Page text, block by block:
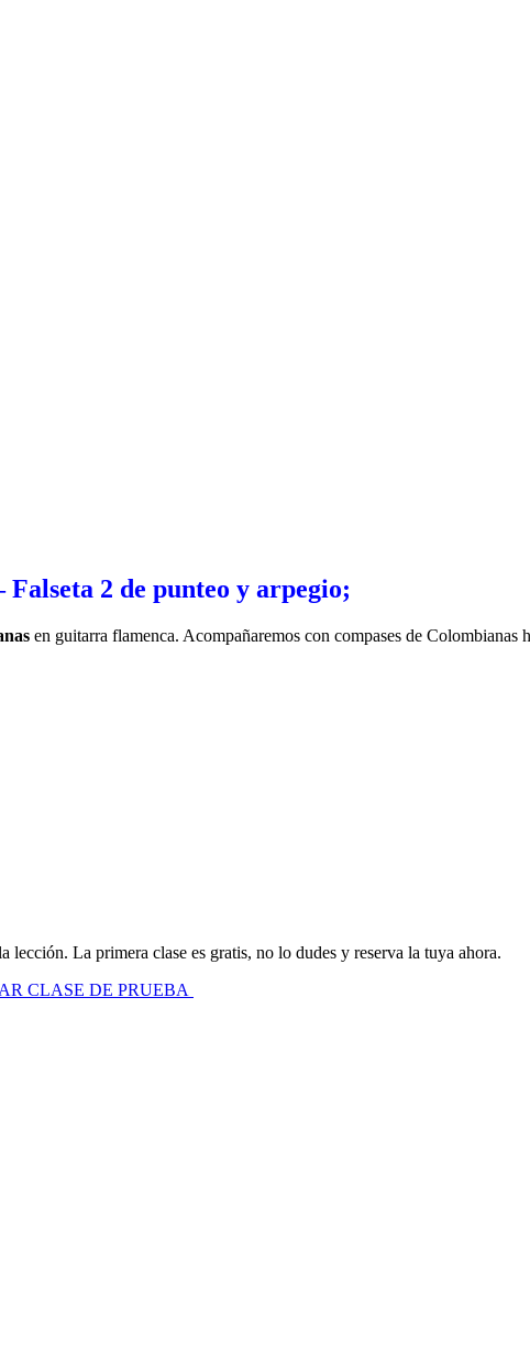
2 de punteo y arpegio;
en guitarra flamenca. Acompañaremos con compases de Colombianas
lección. La primera clase es gratis, no lo dudes y reserva la tuya ahora.
CLASE DE PRUEBA